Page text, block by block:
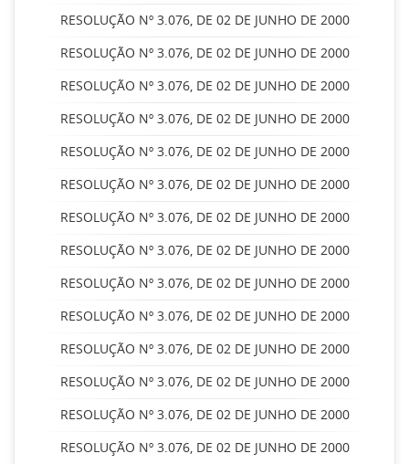
RESOLUÇÃO Nº 3.076, DE 02 DE JUNHO DE 2000
RESOLUÇÃO Nº 3.076, DE 02 DE JUNHO DE 2000
RESOLUÇÃO Nº 3.076, DE 02 DE JUNHO DE 2000
RESOLUÇÃO Nº 3.076, DE 02 DE JUNHO DE 2000
RESOLUÇÃO Nº 3.076, DE 02 DE JUNHO DE 2000
RESOLUÇÃO Nº 3.076, DE 02 DE JUNHO DE 2000
RESOLUÇÃO Nº 3.076, DE 02 DE JUNHO DE 2000
RESOLUÇÃO Nº 3.076, DE 02 DE JUNHO DE 2000
RESOLUÇÃO Nº 3.076, DE 02 DE JUNHO DE 2000
RESOLUÇÃO Nº 3.076, DE 02 DE JUNHO DE 2000
RESOLUÇÃO Nº 3.076, DE 02 DE JUNHO DE 2000
RESOLUÇÃO Nº 3.076, DE 02 DE JUNHO DE 2000
RESOLUÇÃO Nº 3.076, DE 02 DE JUNHO DE 2000
RESOLUÇÃO Nº 3.076, DE 02 DE JUNHO DE 2000